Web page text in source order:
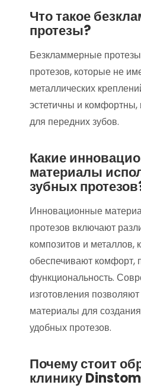
Что такое
протезы?
Безкламмерные
протезов, которые не
металлических
эстетичны и
для передних зубов.
Какие
материалы
зубных
Инновационные
протезов включают
композитов и металлов,
обеспечивают комфорт,
функциональность.
изготовления
материалы для
удобных протезов.
Почему стоит
клинику